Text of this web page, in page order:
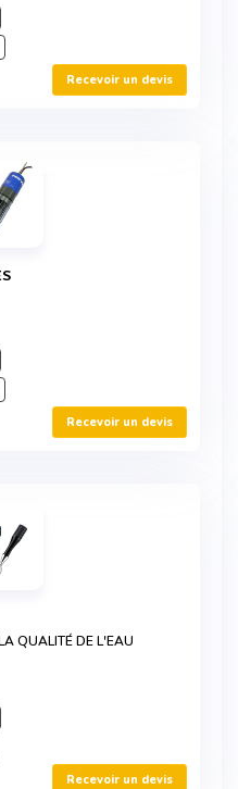
Recevoir un devis
Recevoir un devis
QUALITÉ DE L'EAU
Recevoir un devis